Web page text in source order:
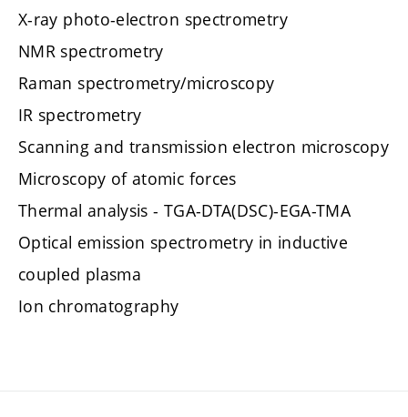
X-ray photo-electron spectrometry
NMR spectrometry
Raman spectrometry/microscopy
IR spectrometry
Scanning and transmission electron microscopy
Microscopy of atomic forces
Thermal analysis - TGA-DTA(DSC)-EGA-TMA
Optical emission spectrometry in inductive
coupled plasma
Ion chromatography